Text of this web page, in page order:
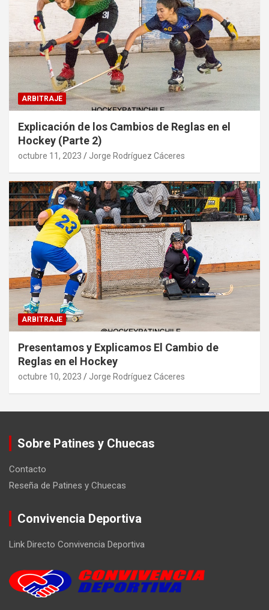
ARBITRAJE
Explicación de los Cambios de Reglas en el
Hockey (Parte 2)
octubre 11, 2023 Jorge Rodríguez Cáceres
ARBITRAJE
Presentamos y Explicamos El Cambio de
Reglas en el Hockey
octubre 10, 2023 Jorge Rodríguez Cáceres
Sobre Patines y Chuecas
Contacto
Reseña de Patines y Chuecas
Convivencia Deportiva
Link Directo Convivencia Deportiva